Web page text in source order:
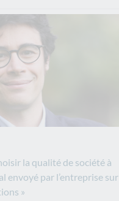
la qualité de société à
envoyé par l’entreprise sur
»